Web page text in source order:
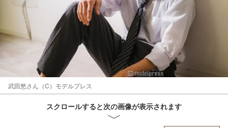
武田愁さん（C）モデルプレス
スクロールすると次の画像が表示されます